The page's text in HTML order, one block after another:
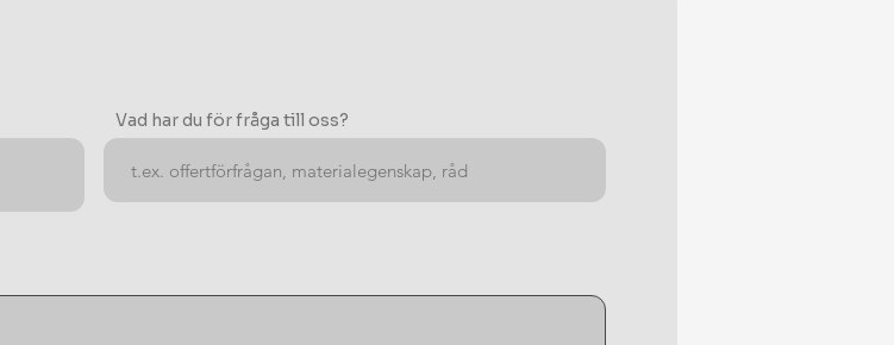
Vad har du för fråga till oss?